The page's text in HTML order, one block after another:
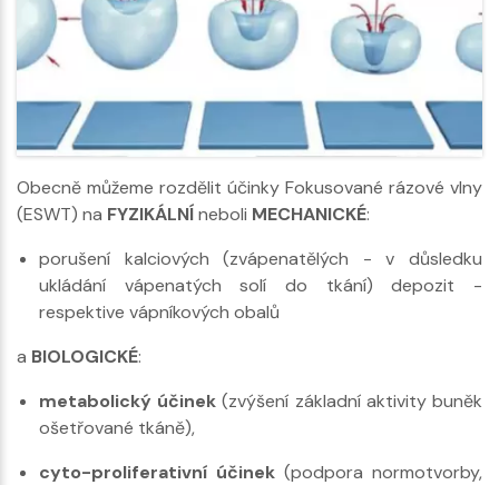
Obecně můžeme rozdělit účinky Fokusované rázové vlny
(ESWT) na FYZIKÁLNÍneboli MECHANICKÉ:
porušení kalciových (zvápenatělých - v důsledku
ukládání vápenatých solí do tkání) depozit -
respektive vápníkových obalů
a BIOLOGICKÉ:
metabolický účinek (zvýšení základní aktivity buněk
ošetřované tkáně),
cyto-proliferativní účinek (podpora normotvorby,